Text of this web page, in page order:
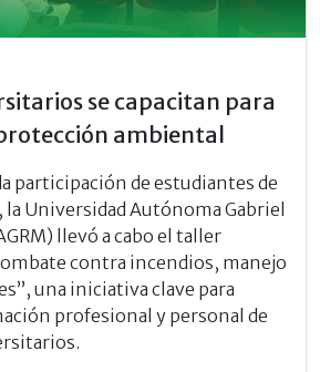
se capacitan para
ambiental
participación de estudiantes de
la Universidad Autónoma Gabriel
llevó a cabo el taller
contra incendios, manejo
una iniciativa clave para
profesional y personal de